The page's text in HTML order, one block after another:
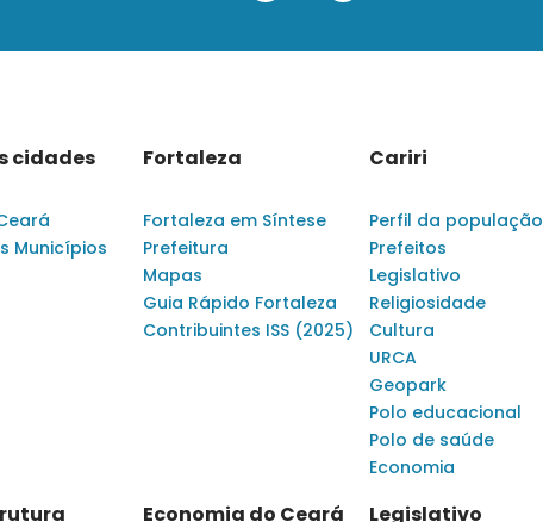
cidades
Municípios
Fortaleza
Fortaleza em Síntese
Prefeitura
Mapas
Guia Rápido Fortaleza
Contribuintes ISS (2025)
Cariri
Perfil da população
Prefeitos
Legislativo
Religiosidade
Cultura
URCA
Geopark
Polo educacional
Polo de saúde
Economia
Economia do Ceará Legislativo